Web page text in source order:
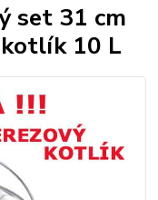
set 31 cm
10 L